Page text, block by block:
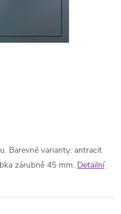
Barevné varianty: antracit
zárubně 45 mm. Detailní